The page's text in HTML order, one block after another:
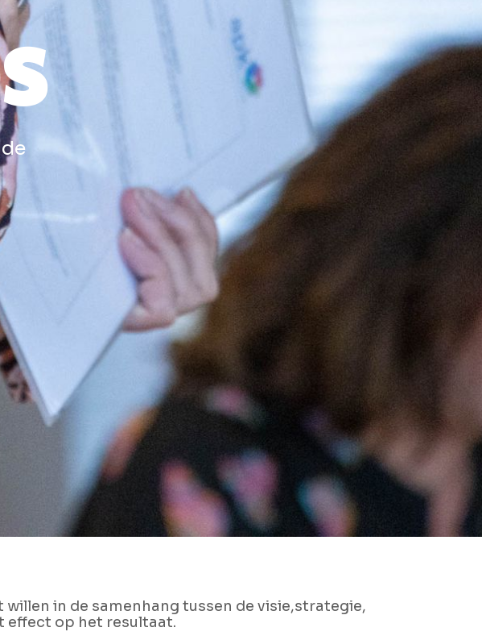
willen in de samenhang tussen de visie,strategie,
effect op het resultaat.